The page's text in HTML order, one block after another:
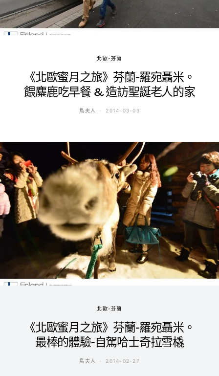
北歐-芬蘭
《北歐蜜月之旅》芬蘭-羅宛聶米。
餵麋鹿吃早餐 & 造訪聖誕老人的家
鳥夫人 2014-03-03
北歐-芬蘭
《北歐蜜月之旅》芬蘭-羅宛聶米。
最棒的體驗-自駕哈士奇拉雪橇
鳥夫人 2014-02-27